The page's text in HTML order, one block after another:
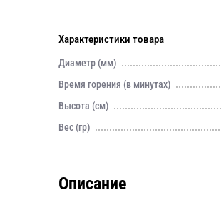
Характеристики товара
Диаметр (мм)
Время горения (в минутах)
Высота (см)
Вес (гр)
Описание